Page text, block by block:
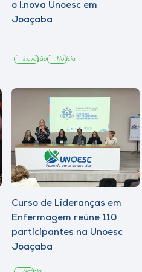
o I.nova Unoesc em
Joaçaba
Inovação Notícia
Curso de Lideranças em
Enfermagem reúne 110
participantes na Unoesc
Joaçaba